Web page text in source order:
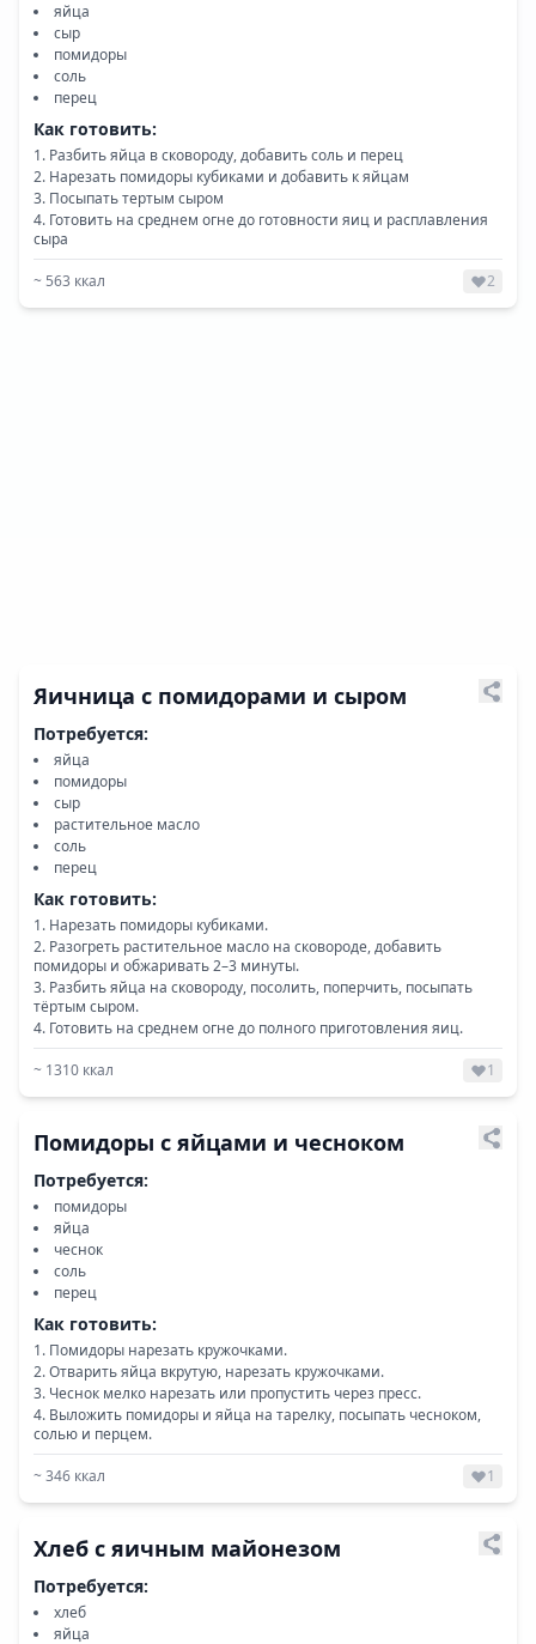
яйца
сыр
помидоры
соль
перец
Как готовить:
Разбить яйца в сковороду, добавить соль и перец
Нарезать помидоры кубиками и добавить к яйцам
Посыпать тертым сыром
Готовить на среднем огне до готовности яиц и расплавления
сыра
~ 563 ккал 2
Яичница с помидорами и сыром
Потребуется:
яйца
помидоры
сыр
растительное масло
соль
перец
Как готовить:
Нарезать помидоры кубиками.
Разогреть растительное масло на сковороде, добавить
помидоры и обжаривать 2–3 минуты.
Разбить яйца на сковороду, посолить, поперчить, посыпать
тёртым сыром.
Готовить на среднем огне до полного приготовления яиц.
~ 1310 ккал 1
Помидоры с яйцами и чесноком
Потребуется:
помидоры
яйца
чеснок
соль
перец
Как готовить:
Помидоры нарезать кружочками.
Отварить яйца вкрутую, нарезать кружочками.
Чеснок мелко нарезать или пропустить через пресс.
Выложить помидоры и яйца на тарелку, посыпать чесноком,
солью и перцем.
~346 ккал 1
Хлеб с яичным майонезом
Потребуется:
хлеб
яйца